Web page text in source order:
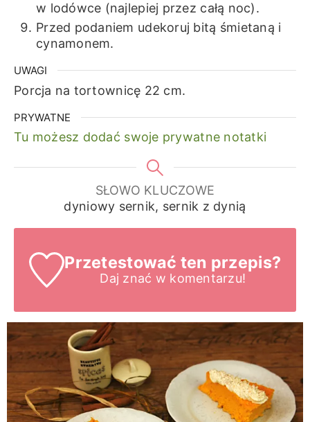
w lodówce (najlepiej przez całą noc).
Przed podaniem udekoruj bitą śmietaną i
cynamonem.
UWAGI
Porcja na tortownicę 22 cm.
PRYWATNE
Tu możesz dodać swoje prywatne notatki
SŁOWO KLUCZOWE
dyniowy sernik, sernik z dynią
Przetestować ten przepis?
Daj znać w komentarzu!